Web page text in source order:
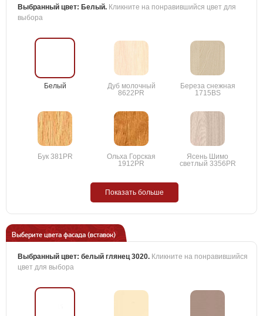
Выбранный цвет: Белый. Кликните на понравившийся цвет для
выбора
Белый
Дуб молочный
8622PR
Береза снежная
1715BS
Бук 381PR
Ольха Горская
1912PR
Ясень Шимо
светлый 3356PR
Показать больше
Выберите цвета фасада (вставок)
Выбранный цвет: белый глянец 3020. Кликните на понравившийся
цвет для выбора